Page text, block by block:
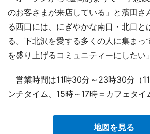
のお客さまが来店している」と濱田さ
る西口には、にぎやかな南口・北口と
る。下北沢を愛する多くの人に集まっ
を盛り上げるコミュニティーにしたい
営業時間は11時30分～23時30分（
ンチタイム、15時～17時＝カフェタイ
地図を見る